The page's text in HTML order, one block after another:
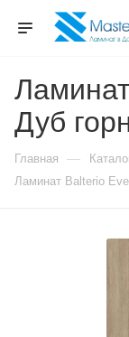
Дуб
Главная —
Ламинат Balterio